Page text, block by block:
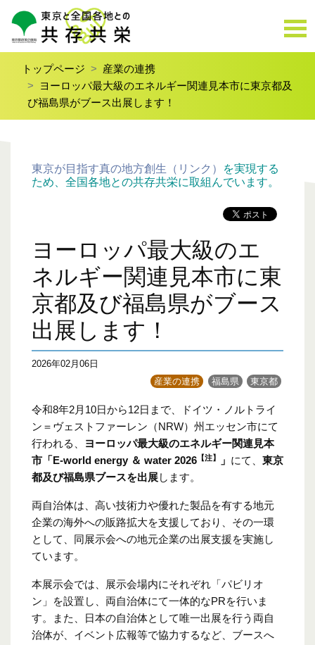
トップページ
産業の連携
ヨーロッパ最大級のエネルギー関連見本市に東京都及
び福島県がブース出展します！
東京が目指す真の地方創生（リンク）
を実現する
ため、全国各地との共存共栄に取組んでいます。
ヨーロッパ最大級のエ
ネルギー関連見本市に東
京都及び福島県がブース
出展します！
2026年02月06日
産業の連携
福島県 東京都
令和8年2月10日から12日まで、ドイツ・ノルトライ
ン＝ヴェストファーレン（NRW）州エッセン市にて
行われる、
ヨーロッパ最大級のエネルギー関連見本
市「E-world energy ＆ water 2026 【注】 」 にて、 東京
都及び福島県ブースを出展します。
両自治体は、高い技術力や優れた製品を有する地元
企業の海外への販路拡大を支援しており、その一環
として、同展示会への地元企業の出展支援を実施し
ています。
本展示会では、展示会場内にそれぞれ「パビリオ
ン」を設置し、両自治体にて一体的なPRを行いま
す。また、日本の自治体として唯一出展を行う両自
治体が、イベント広報等で協力するなど、ブースへ